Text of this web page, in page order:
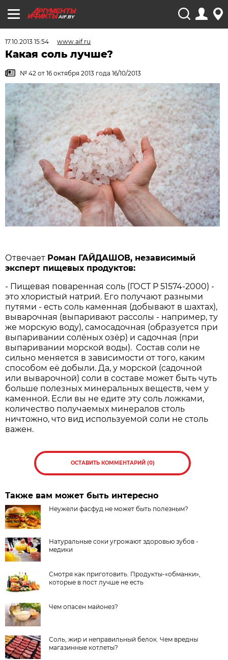
AIF.BY
17.10.2013 15:54 www.aif.ru
Какая соль лучше?
№ 42 от 16 октября 2013 года 16/10/2013
Отвечает Роман ГАЙДАШОВ, независимый
эксперт пищевых продуктов:
- Пищевая поваренная соль (ГОСТ Р 51574-2000) -
это хлористый натрий. Его получают разными
путями - есть соль каменная (добывают в шахтах),
выварочная (выпаривают рассолы - например, ту
же морскую воду), самосадочная (образуется при
выпаривании солёных озёр) и садочная (при
выпаривании морской воды). Состав соли не
сильно меняется в зависимости от того, каким
способом её добыли. Да, у морской (садочной
или выварочной) соли в составе может быть чуть
больше полезных минеральных веществ, чем у
каменной. Если вы не едите эту соль ложками,
количество получаемых минералов столь
ничтожно, что вид используемой соли не столь
важен.
ОСТАВИТЬ КОММЕНТАРИЙ (0)
Также вам может быть интересно
Неужели фасфуд не может быть полезным?
Натуральные соки угрожают здоровью зубов -
медики
Смотря как приготовить. Продукты-«обманки»,
которые в пост лучше не есть
Чем опасен майонез?
Соль, жир и неправильный белок. Чем вредны
магазинные котлеты?